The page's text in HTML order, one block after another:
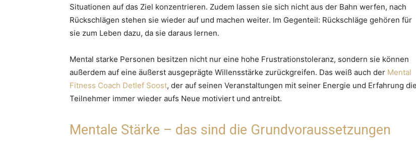
Situationen auf das Ziel konzentrieren. Zudem lassen sie sich nicht aus der Bahn werfen, nach
Rückschlägen stehen sie wieder auf und machen weiter. Im Gegenteil: Rückschläge gehören für
sie zum Leben dazu, da sie daraus lernen.
Mental starke Personen besitzen nicht nur eine hohe Frustrationstoleranz, sondern sie können
außerdem auf eine äußerst ausgeprägte Willensstärke zurückgreifen. Das weiß auch der Mental
Fitness Coach Detlef Soost, der auf seinen Veranstaltungen mit seiner Energie und Erfahrung die
Teilnehmer immer wieder aufs Neue motiviert und antreibt.
Mentale Stärke – das sind die Grundvoraussetzungen